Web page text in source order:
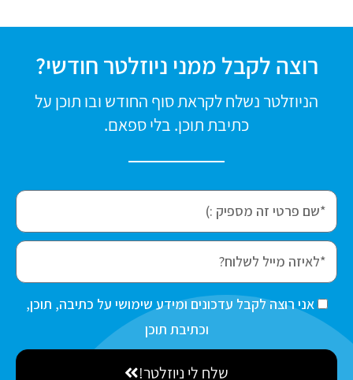
רוצה לקבל ממני ניוזלטר חודשי?
הניוזלטר נשלח לקראת סוף החודש ובו תוכן על
כתיבת תוכן. בלי ספאם.
f
i
r
s
e
m
ס
כ
אני רוצה לקבל עדכונים ומידע שימושי על כתיבה, תוכן,
וכתיבת תוכן
שלח לי ניוזלטר!